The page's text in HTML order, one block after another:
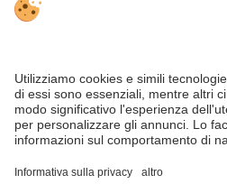
VIVODolomiti è il portale di viaggio
montagna indimenticabile – con
Dolomiti, Patrimonio Naturale